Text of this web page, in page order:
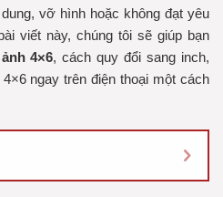
vỡ hình hoặc không đạt yêu
viết này, chúng tôi sẽ giúp bạn
4×6, cách quy đổi sang inch,
ngay trên điện thoại một cách